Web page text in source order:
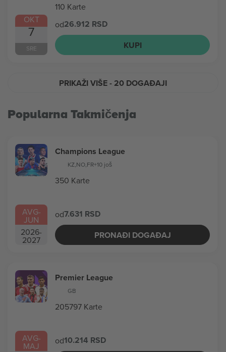
OKT
7
SRE
110 Karte
od26.912 RSD
KUPI
PRIKAŽI VIŠE- 20 DOGAĐAJI
Popularna Takmičenja
AVG-
JUN
2026-
2027
Champions League
KZ,NO,FR+10 još
350 Karte
od7.631 RSD
PRONAĐI DOGAĐAJ
AVG-
MAJ
Premier League
GB
205797 Karte
od10.214 RSD